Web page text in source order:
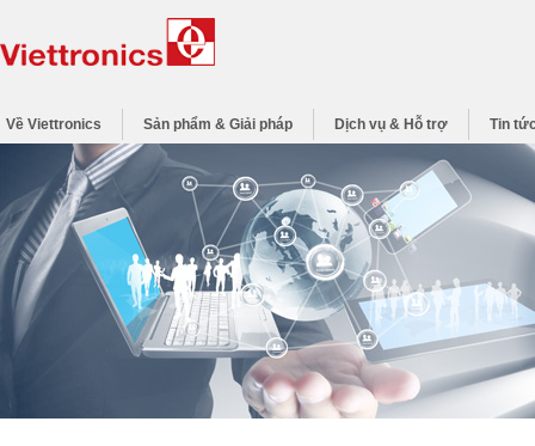
Về Viettronics Sản phẩm & Giải pháp Dịch vụ & Hỗ trợ Tin